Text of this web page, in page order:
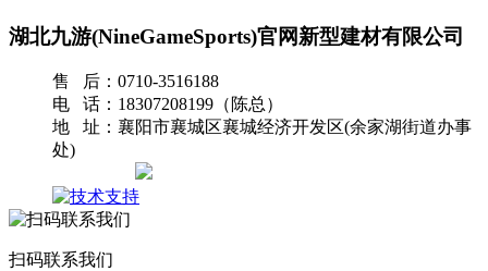
湖北九游(NineGameSports)官网新型建材有限公司
售 后：0710-3516188
电 话：18307208199（陈总）
地 址：襄阳市襄城区襄城经济开发区(余家湖街道办事
处)
扫码联系我们